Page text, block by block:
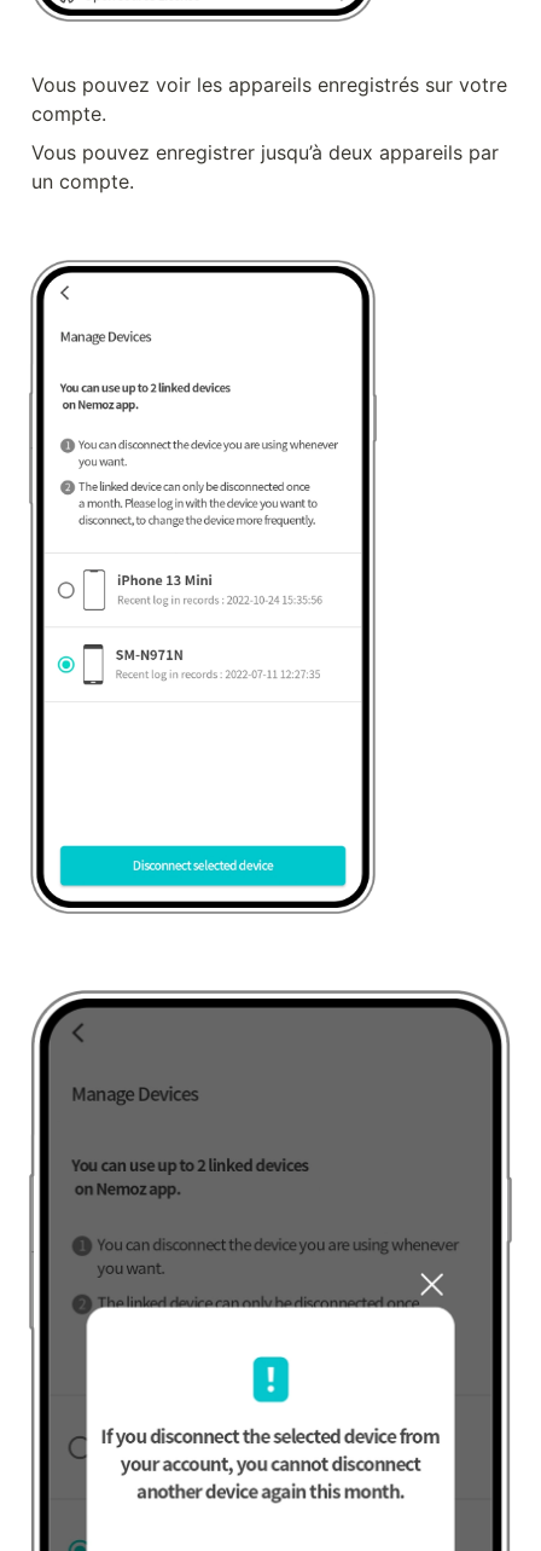
Vous pouvez voir les appareils enregistrés sur votre
compte.
Vous pouvez enregistrer jusqu’à deux appareils par
un compte.